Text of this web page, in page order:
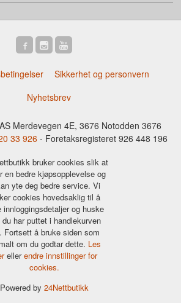
Sikkerhet og personvern
Nyhetsbrev
Merdevegen 4E, 3676 Notodden 3676
33 926 - Foretaksregisteret 926 448 196
bruker cookies slik at
en bedre kjøpsopplevelse og
yte deg bedre service. Vi
cookies hovedsaklig til å
innloggingsdetaljer og huske
du har puttet i handlekurven
Fortsett å bruke siden som
om du godtar dette. Les
ellerendre innstillinger for
cookies.
Powered by 24Nettbutikk